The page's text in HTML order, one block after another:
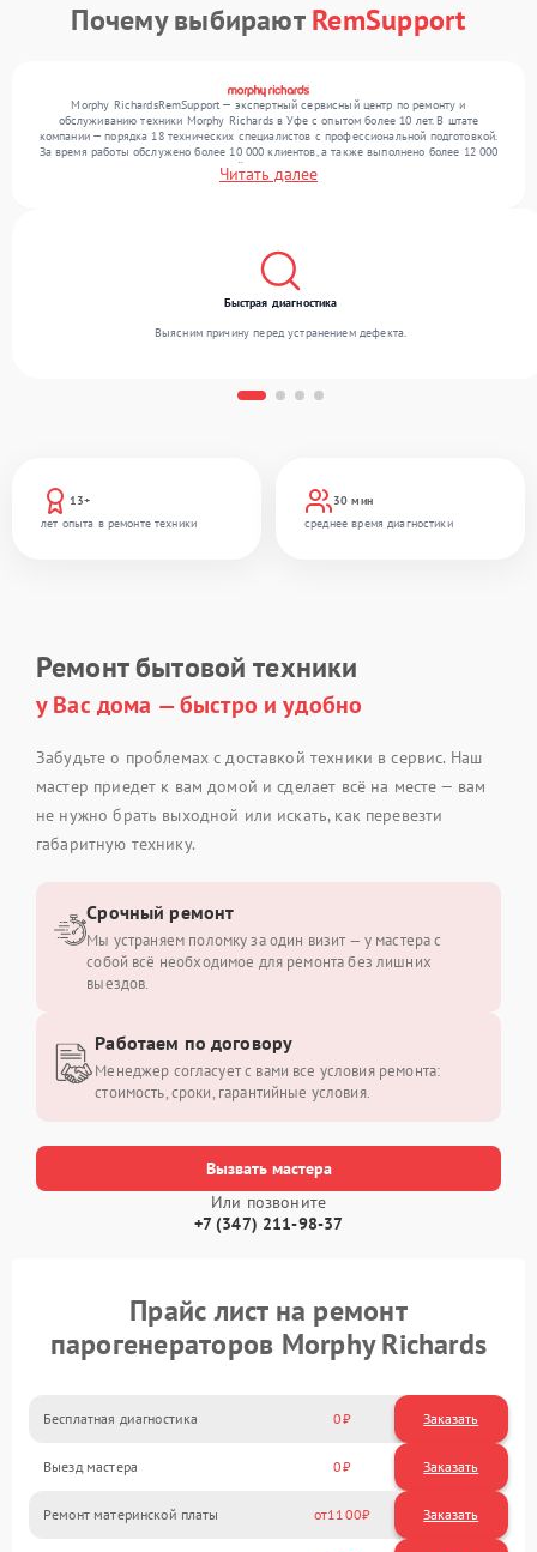
Почему выбираютRemSupport
Morphy RichardsRemSupport — экспертный сервисный центр по ремонту и
обслуживанию техники Morphy Richards в Уфе с опытом более 10 лет. В штате
компании — порядка 18 технических специалистов с профессиональной подготовкой.
За время работы обслужено более 10 000 клиентов, а также выполнено более 12 000
ремонтов. Ежемесячно в сервисный центр поступает свыше 300 единиц техники,
включая , , . Мы работаем с широким спектром неисправностей и гарантируем
Читать далее
13+
лет опыта в ремонте техники
30 мин
среднее время диагностики
Быстрая диагностика
Выясним причину перед устранением дефекта.
Ремонт бытовой техники
у Вас дома — быстро и удобно
Забудьте о проблемах с доставкой техники в сервис. Наш
мастер приедет к вам домой и сделает всё на месте — вам
не нужно брать выходной или искать, как перевезти
габаритную технику.
Вызвать мастера
Или позвоните
+7 (347) 211-98-37
Срочный ремонт
Мы устраняем поломку за один визит — у мастера с
собой всё необходимое для ремонта без лишних
выездов.
Работаем по договору
Менеджер согласует с вами все условия ремонта:
стоимость, сроки, гарантийные условия.
Прайс лист на ремонт
парогенераторов Morphy Richards
Бесплатная диагностика 0 Заказать
Выезд мастера 0 Заказать
Ремонт материнской платы 1100